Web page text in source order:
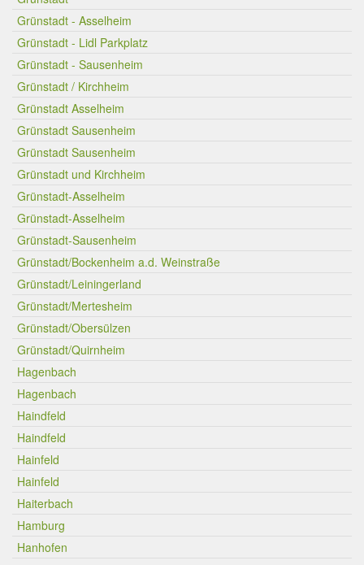
Grünstadt - Asselheim
Grünstadt - Lidl Parkplatz
Grünstadt - Sausenheim
Grünstadt / Kirchheim
Grünstadt Asselheim
Grünstadt Sausenheim
Grünstadt Sausenheim
Grünstadt und Kirchheim
Grünstadt-Asselheim
Grünstadt-Asselheim
Grünstadt-Sausenheim
Grünstadt/Bockenheim a.d. Weinstraße
Grünstadt/Leiningerland
Grünstadt/Mertesheim
Grünstadt/Obersülzen
Grünstadt/Quirnheim
Hagenbach
Hagenbach
Haindfeld
Haindfeld
Hainfeld
Hainfeld
Haiterbach
Hamburg
Hanhofen